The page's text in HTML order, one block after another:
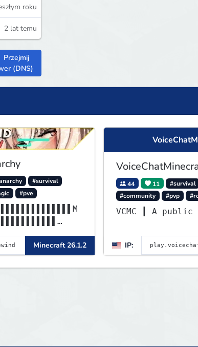
roku
2 lat temu
Przejmij
(DNS)
#survival
#pve
Minecraft 26.1.2
44 11 #survival
#community
#pvp
VCMC ┃ A
IP: